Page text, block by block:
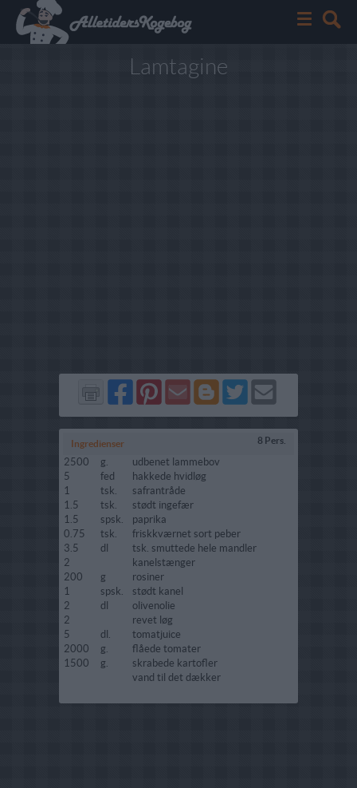
Lamtagine
Del
på
Facebook
Del
på
Pinterest
Send
via
GMail
Del
på
Blogger
Del
på
Twitter
Send
Ingredienser 8 Pers.
2500 g.
udbenet lammebov
5
fed
hakkede hvidløg
1
tsk.
safrantråde
1.5
tsk.
stødt ingefær
1.5
spsk.
paprika
0.75
tsk.
friskkværnet sort peber
3.5
dl
tsk. smuttede hele mandler
2
kanelstænger
200
g
rosiner
1
spsk.
stødt kanel
2
dl
olivenolie
2
revet løg
5
dl.
tomatjuice
2000
g.
flåede tomater
1500
g.
skrabede kartofler
vand til det dækker